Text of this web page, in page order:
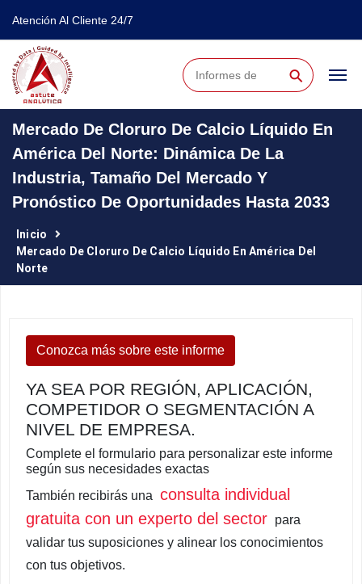
Atención Al Cliente 24/7
⚲
Mercado De Cloruro De Calcio Líquido En
América Del Norte: Dinámica De La
Industria, Tamaño Del Mercado Y
Pronóstico De Oportunidades Hasta 2033
Inicio
Mercado De Cloruro De Calcio Líquido En América Del
Norte
Conozca más sobre este informe
YA SEA POR REGIÓN, APLICACIÓN,
COMPETIDOR O SEGMENTACIÓN A
NIVEL DE EMPRESA.
Complete el formulario para personalizar este informe
según sus necesidades exactas
También recibirás una consulta individual
gratuita con un experto del sector para
validar tus suposiciones y alinear los conocimientos
con tus objetivos.